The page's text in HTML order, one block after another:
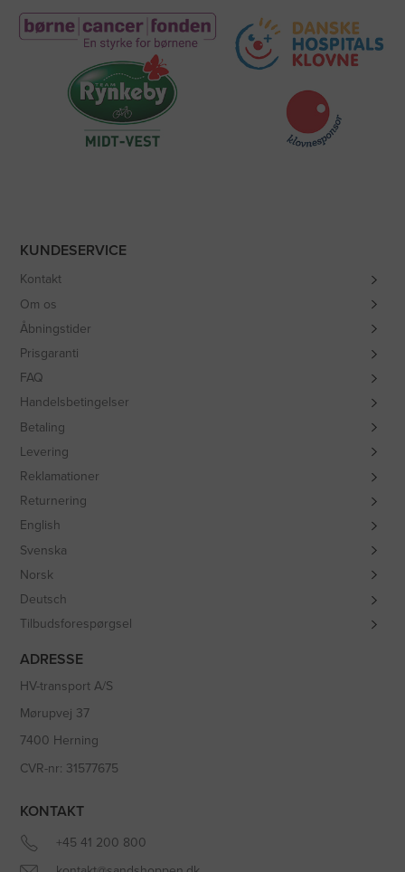
KUNDESERVICE
Kontakt
Om os
Åbningstider
Prisgaranti
FAQ
Handelsbetingelser
Betaling
Levering
Reklamationer
Returnering
English
Svenska
Norsk
Deutsch
Tilbudsforespørgsel
ADRESSE
HV-transport A/S
Mørupvej 37
7400 Herning
CVR-nr: 31577675
KONTAKT
+45 41 200 800